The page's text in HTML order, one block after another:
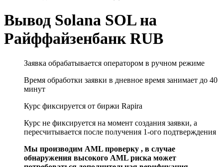
Вывод Solana SOL на
Райффайзенбанк RUB
Заявка обрабатывается оператором в ручном режиме
Время обработки заявки в дневное время занимает до 40
минут
Курс фиксируется от биржи Rapira
Курс не фиксируется на момент создания заявки, а
пересчитывается после получения 1-ого подтверждения
Мы производим AML проверку , в случае
обнаружения высокого AML риска может